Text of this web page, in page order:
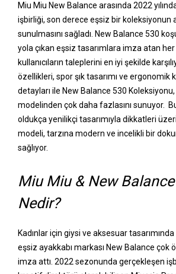
Miu Miu New Balance arasında 2022
işbirliği, son derece eşsiz bir koleksiyonun
sunulmasını sağladı. New Balance 530
yola çıkan eşsiz tasarımlara imza atan
kullanıcıların taleplerini en iyi şekilde
özellikleri, spor şık tasarımı ve ergonomik
detayları ile New Balance 530 Koleksiyonu,
modelinden çok daha fazlasını sunuyor.
oldukça yenilikçi tasarımıyla dikkatleri
modeli, tarzına modern ve incelikli bir
sağlıyor.
Miu Miu & New
Nedir?
Kadınlar için giysi ve aksesuar
eşsiz ayakkabı markası New Balance çok
imza attı. 2022 sezonunda gerçekleşen